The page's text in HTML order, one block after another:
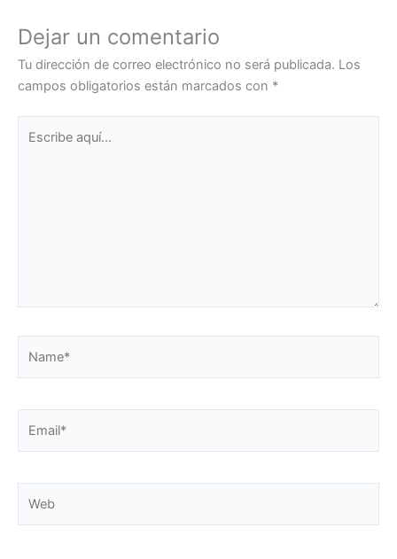
Dejar un comentario
Tu dirección de correo electrónico no será publicada. Los
campos obligatorios están marcados con *
aquí...